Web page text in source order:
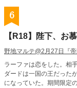
6
【R18】陛下、お
野地マルテ@2月27日『
ラーファは恋をした。相
ダードは一国の王だった
になっていた。期間限定